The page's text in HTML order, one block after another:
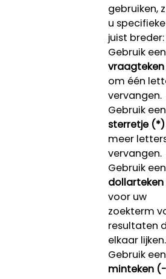
gebruiken,
u
juist breder:
Gebruik een
om één
vervangen.
Gebruik een
sterretje (*)
meer
vervangen.
Gebruik een
voor uw
zoekterm
resultaten
elkaar lijken.
Gebruik een
minteken